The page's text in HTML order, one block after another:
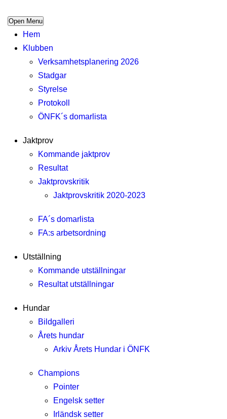
Open Menu
Hem
Klubben
Verksamhetsplanering 2026
Stadgar
Styrelse
Protokoll
ÖNFK´s domarlista
Jaktprov
Kommande jaktprov
Resultat
Jaktprovskritik
Jaktprovskritik 2020-2023
FA´s domarlista
FA:s arbetsordning
Utställning
Kommande utställningar
Resultat utställningar
Hundar
Bildgalleri
Årets hundar
Arkiv Årets Hundar i ÖNFK
Champions
Pointer
Engelsk setter
Irländsk setter